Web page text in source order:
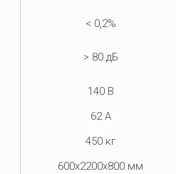
< 0,2%
> 80 дБ
140 В
62 A
450 кг
600x2200x800 мм